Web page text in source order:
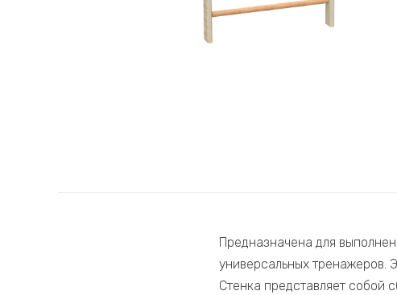
Предназначена для
универсальных тренажеров.
Стенка представляет собой